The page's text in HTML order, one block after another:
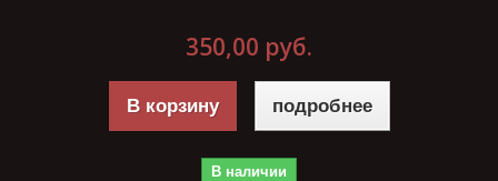
350,00 руб.
В корзину подробнее
В наличии